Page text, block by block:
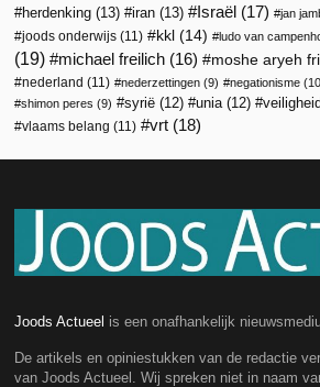
herdenking (13) iran (13) Israël (17) jan
joods onderwijs (11) kkl (14) ludo van
(19)
michael freilich (16) moshe aryeh
nederland (11) nederzettingen (9) negationisme
shimon peres (9) syrië (12) unia(12) veiligheid
vlaams belang (11) vrt (18)
Joods Actueel is een onafhankelijk
De artikels en opiniestukken van de redactie
van Joods Actueel. Wij spreken niet in naam